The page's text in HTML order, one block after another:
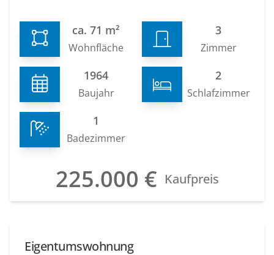
ca. 71 m²
Wohnfläche
3
Zimmer
1964
Baujahr
2
Schlafzimmer
1
Badezimmer
225.000 € Kaufpreis
Eigentumswohnung